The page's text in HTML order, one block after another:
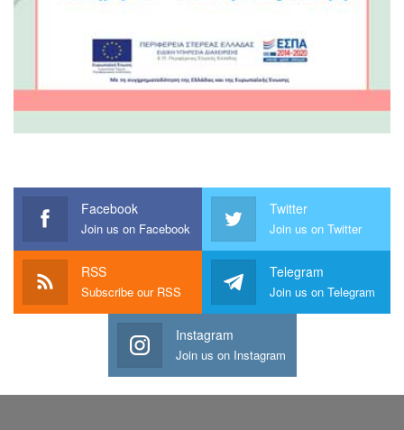
Facebook
Join us on Facebook
Twitter
Join us on Twitter
RSS
Subscribe our RSS
Telegram
Join us on Telegram
Instagram
Join us on Instagram